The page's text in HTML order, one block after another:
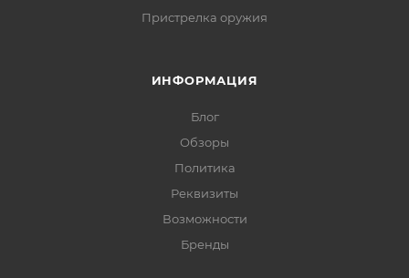
Пристрелка оружия
ИНФОРМАЦИЯ
Блог
Обзоры
Политика
Реквизиты
Возможности
Бренды